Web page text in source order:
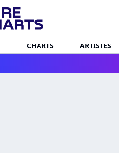
CHARTS ARTISTES